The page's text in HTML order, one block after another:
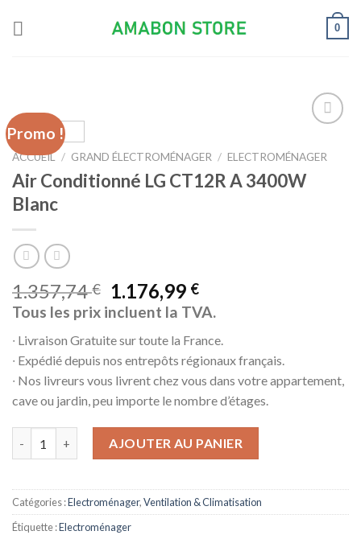
0
Promo !
à la liste
ACCUEIL / GRAND ÉLECTROMÉNAGER / ELECTROMÉNAGER
Air Conditionné LG CT12R A 3400W
Blanc
1.357,74€ 1.176,99 €
Tous les prix incluent la TVA.
∙ Livraison Gratuite sur toute la France.
∙ Expédié depuis nos entrepôts régionaux français.
∙ Nos livreurs vous livrent chez vous dans votre appartement,
cave ou jardin, peu importe le nombre d’étages.
AJOUTER AU PANIER
Catégories :Electroménager,Ventilation & Climatisation
Étiquette :Electroménager